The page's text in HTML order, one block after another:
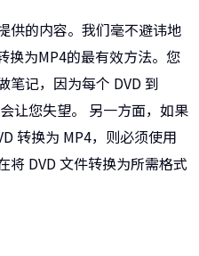
供的内容。我们毫不避讳地
换为MP4的最有效方法。您
笔记，因为每个 DVD 到
让您失望。 另一方面，如果
转换为 MP4，则必须使用
将 DVD 文件转换为所需格式